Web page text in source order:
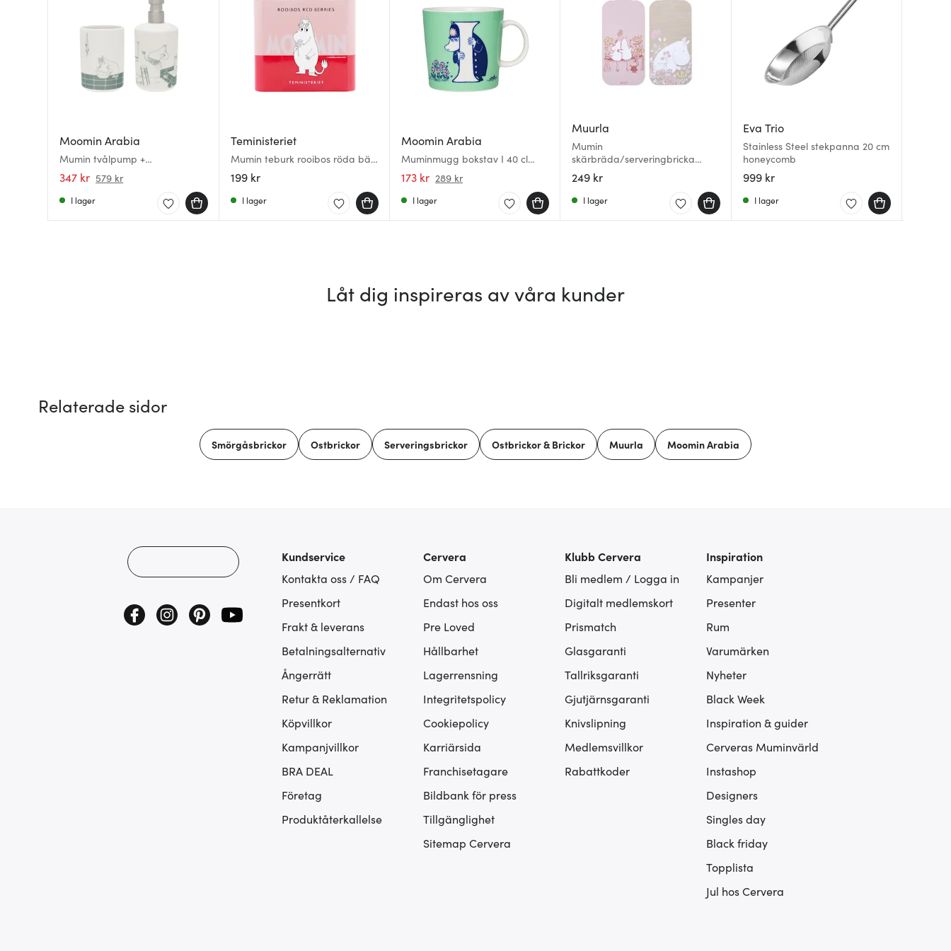
Moomin Arabia
Mumin tvålpump +
tandborsthållare badstund
347 kr 579 kr
I lager
Teministeriet
Mumin teburk rooibos röda bär
100 g koffeinfri
199 kr
I lager
Moomin Arabia
Muminmugg bokstav I 40 cl
grön
173 kr 289 kr
I lager
Muurla
Mumin
skärbräda/serveringbricka
13x33 cm blomsteräng
249 kr
I lager
Eva Trio
Stainless Steel stekpanna 20 cm
honeycomb
999 kr
I lager
Låt dig inspireras av våra kunder
Relaterade sidor
Smörgåsbrickor Ostbrickor Serveringsbrickor Ostbrickor & Brickor Muurla Moomin Arabia
Kundservice
Kontakta oss / FAQ
Presentkort
Frakt & leverans
Betalningsalternativ
Ångerrätt
Retur & Reklamation
Köpvillkor
Kampanjvillkor
BRA DEAL
Företag
Produktåterkallelse
Cervera
Om Cervera
Endast hos oss
Pre Loved
Hållbarhet
Lagerrensning
Integritetspolicy
Cookiepolicy
Karriärsida
Franchisetagare
Bildbank för press
Tillgänglighet
Sitemap Cervera
Klubb Cervera
Bli medlem / Logga in
Digitalt medlemskort
Prismatch
Glasgaranti
Tallriksgaranti
Gjutjärnsgaranti
Knivslipning
Medlemsvillkor
Rabattkoder
Inspiration
Kampanjer
Presenter
Rum
Varumärken
Nyheter
Black Week
Inspiration & guider
Cerveras Muminvärld
Instashop
Designers
Singles day
Black friday
Topplista
Jul hos Cervera